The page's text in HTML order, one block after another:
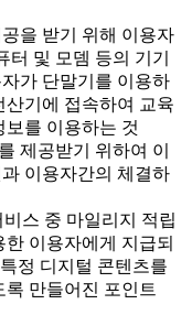
을 받기 위해 이용자
터 및 모뎀 등의 기기
가 단말기를 이용하
기에 접속하여 교육
를 이용하는 것
제공받기 위하여 이
이용자간의 체결하
스 중 마일리지 적립
이용자에게 지급되
정 디지털 콘텐츠를
록 만들어진 포인트